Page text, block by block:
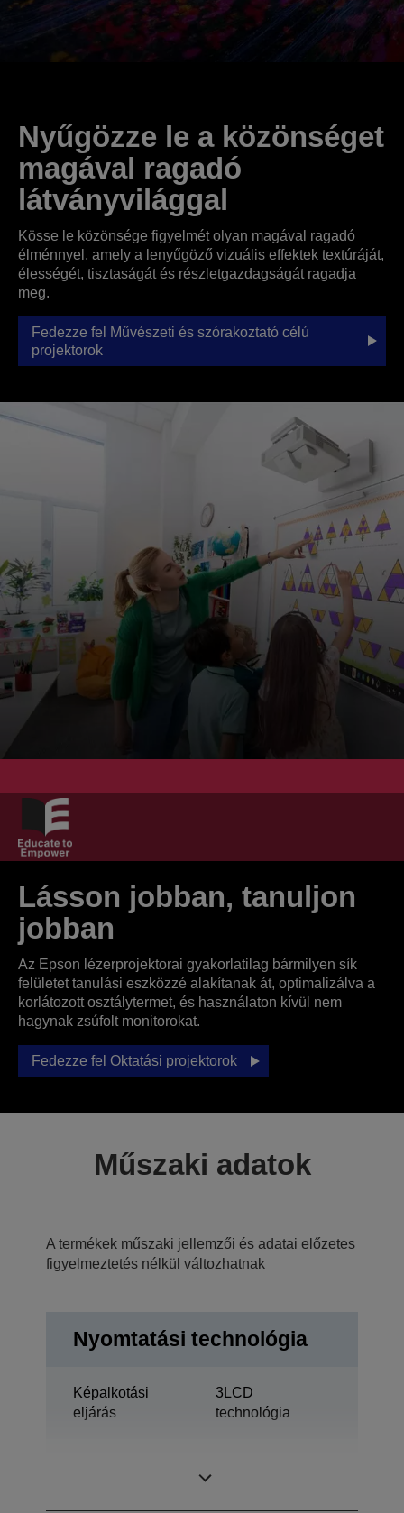
Nyűgözze le a közönséget
magával ragadó
látványvilággal
Kösse le közönsége figyelmét olyan magával ragadó
élménnyel, amely a lenyűgöző vizuális effektek textúráját,
élességét, tisztaságát és részletgazdagságát ragadja
meg.
Fedezze fel Művészeti és szórakoztató célú
projektorok
Lásson jobban, tanuljon
jobban
Az Epson lézerprojektorai gyakorlatilag bármilyen sík
felületet tanulási eszközzé alakítanak át, optimalizálva a
korlátozott osztálytermet, és használaton kívül nem
hagynak zsúfolt monitorokat.
Fedezze fel Oktatási projektorok
Műszaki adatok
A termékek műszaki jellemzői és adatai előzetes
figyelmeztetés nélkül változhatnak
Nyomtatási technológia
Képalkotási
eljárás
3LCD
technológia